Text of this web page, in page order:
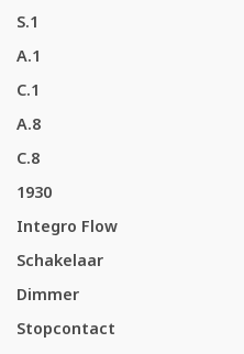
S.1
A.1
C.1
A.8
C.8
1930
Integro Flow
Schakelaar
Dimmer
Stopcontact